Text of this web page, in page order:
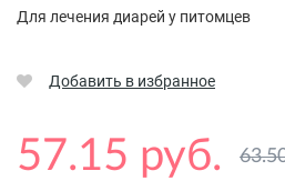
Для лечения диарей у питомцев
Добавить в избранное
57.15 руб.